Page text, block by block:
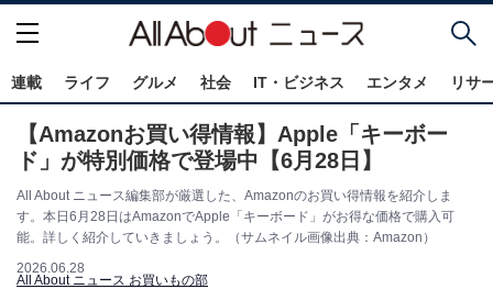
連載 ライフ グルメ 社会 IT・ビジネス エンタメ リサ
【Amazonお買い得情報】Apple「キーボー
ド」が特別価格で登場中【6月28日】
All About ニュース編集部が厳選した、Amazonのお買い得情報を紹介しま
す。本日6月28日はAmazonでApple「キーボード」がお得な価格で購入可
能。詳しく紹介していきましょう。（サムネイル画像出典：Amazon）
2026.06.28
All About ニュース お買いもの部